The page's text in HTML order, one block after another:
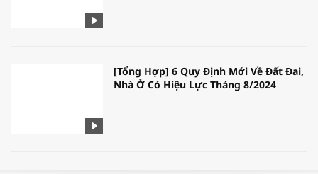
[Tổng Hợp] 6 Quy Định Mới Về Đất Đai,
Nhà Ở Có Hiệu Lực Tháng 8/2024